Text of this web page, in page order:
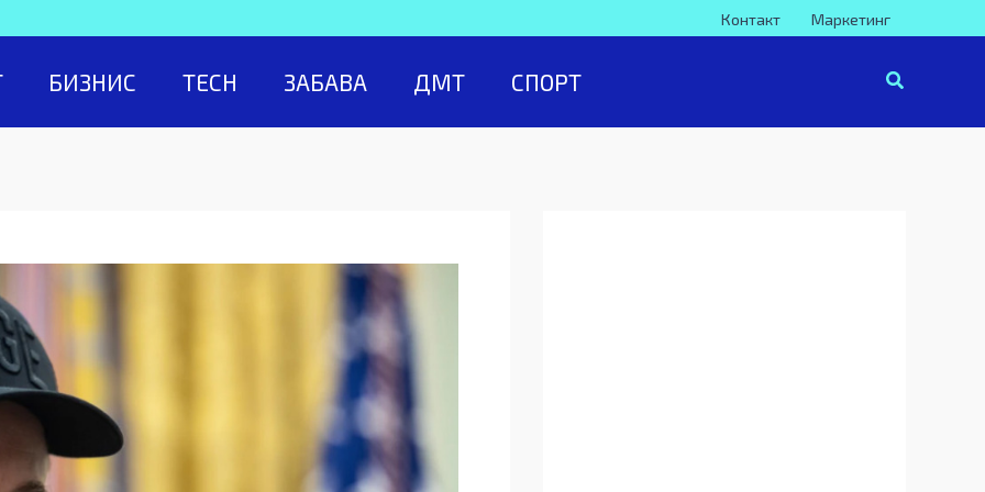
Контакт Маркетинг
БИЗНИС TECH ЗАБАВА ДМТ СПОРТ